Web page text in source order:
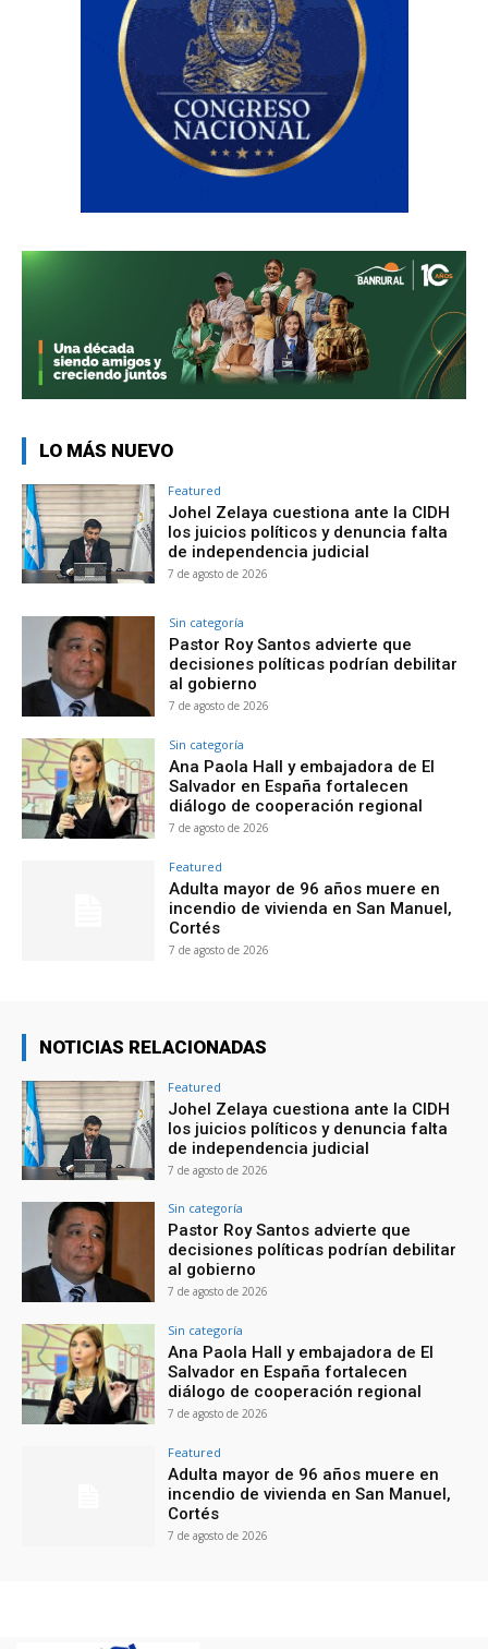
LO MÁS NUEVO
Featured
Johel Zelaya cuestiona ante la CIDH
los juicios políticos y denuncia falta
de independencia judicial
7 de agosto de 2026
Sin categoría
Pastor Roy Santos advierte que
decisiones políticas podrían debilitar
al gobierno
7 de agosto de 2026
Sin categoría
Ana Paola Hall y embajadora de El
Salvador en España fortalecen
diálogo de cooperación regional
7 de agosto de 2026
Featured
Adulta mayor de 96 años muere en
incendio de vivienda en San Manuel,
Cortés
7 de agosto de 2026
NOTICIAS RELACIONADAS
Featured
Johel Zelaya cuestiona ante la CIDH
los juicios políticos y denuncia falta
de independencia judicial
7 de agosto de 2026
Sin categoría
Pastor Roy Santos advierte que
decisiones políticas podrían debilitar
al gobierno
7 de agosto de 2026
Sin categoría
Ana Paola Hall y embajadora de El
Salvador en España fortalecen
diálogo de cooperación regional
7 de agosto de 2026
Featured
Adulta mayor de 96 años muere en
incendio de vivienda en San Manuel,
Cortés
7 de agosto de 2026